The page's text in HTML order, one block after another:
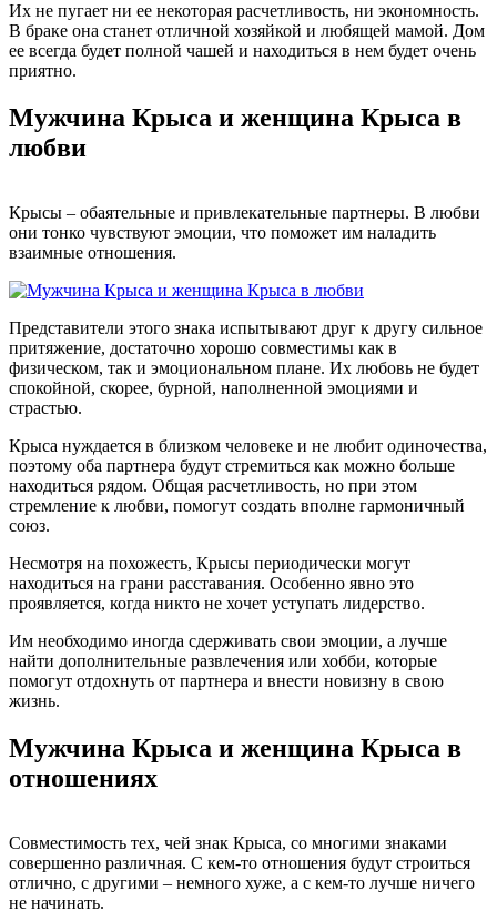
Их не пугает ни ее некоторая расчетливость, ни экономность.
В браке она станет отличной хозяйкой и любящей мамой. Дом
ее всегда будет полной чашей и находиться в нем будет очень
приятно.
Мужчина Крыса и женщина Крыса в
любви
Крысы – обаятельные и привлекательные партнеры. В любви
они тонко чувствуют эмоции, что поможет им наладить
взаимные отношения.
Представители этого знака испытывают друг к другу сильное
притяжение, достаточно хорошо совместимы как в
физическом, так и эмоциональном плане. Их любовь не будет
спокойной, скорее, бурной, наполненной эмоциями и
страстью.
Крыса нуждается в близком человеке и не любит одиночества,
поэтому оба партнера будут стремиться как можно больше
находиться рядом. Общая расчетливость, но при этом
стремление к любви, помогут создать вполне гармоничный
союз.
Несмотря на похожесть, Крысы периодически могут
находиться на грани расставания. Особенно явно это
проявляется, когда никто не хочет уступать лидерство.
Им необходимо иногда сдерживать свои эмоции, а лучше
найти дополнительные развлечения или хобби, которые
помогут отдохнуть от партнера и внести новизну в свою
жизнь.
Мужчина Крыса и женщина Крыса в
отношениях
Совместимость тех, чей знак Крыса, со многими знаками
совершенно различная. С кем-то отношения будут строиться
отлично, с другими – немного хуже, а с кем-то лучше ничего
не начинать.